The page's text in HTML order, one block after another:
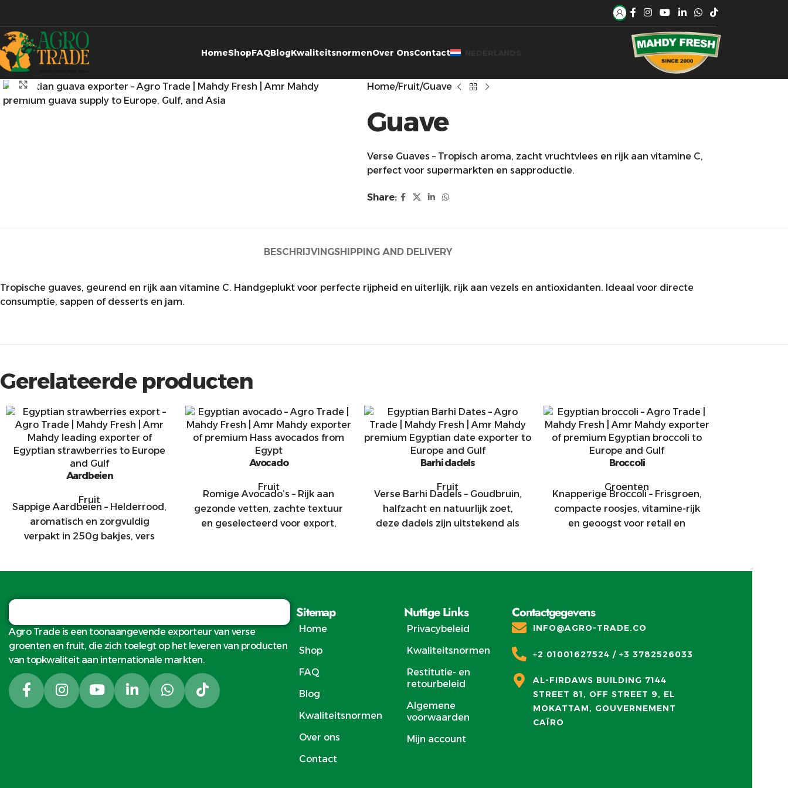
HomeShopFAQBlogKwaliteitsnormenOver OnsContact
Click to enlarge Home Fruit Guave
Guave
Verse Guaves – Tropisch aroma, zacht vruchtvlees en rijk aan vitamine C,
perfect voor supermarkten en sapproductie.
Share:
BESCHRIJVINGSHIPPING AND DELIVERY
Tropische guaves, geurend en rijk aan vitamine C. Handgeplukt voor perfecte rijpheid en uiterlijk, rijk aan vezels en antioxidanten. Ideaal voor directe
consumptie, sappen of desserts en jam.
Gerelateerde producten
Aardbeien
Fruit
Sappige Aardbeien – Helderrood,
aromatisch en zorgvuldig
verpakt in 250g bakjes, vers
Avocado
Fruit
Romige Avocado’s – Rijk aan
gezonde vetten, zachte textuur
en geselecteerd voor export,
Barhi dadels
Fruit
Verse Barhi Dadels – Goudbruin,
halfzacht en natuurlijk zoet,
deze dadels zijn uitstekend als
Broccoli
Groenten
Knapperige Broccoli – Frisgroen,
compacte roosjes, vitamine-rijk
en geoogst voor retail en
Agro Trade is een toonaangevende exporteur van verse
groenten en fruit, die zich toelegt op het leveren van producten
van topkwaliteit aan internationale markten.
Sitemap
Home
Shop
FAQ
Blog
Kwaliteitsnormen
Over ons
Contact
Nuttige Links
Privacybeleid
Kwaliteitsnormen
Restitutie- en
retourbeleid
Algemene
voorwaarden
Mijn account
Contactgegevens
INFO@AGRO-TRADE.CO
+2 01001627524 / +3 3782526033
AL-FIRDAWS BUILDING 7144
STREET 81, OFF STREET 9, EL
MOKATTAM, GOUVERNEMENT
CAÏRO